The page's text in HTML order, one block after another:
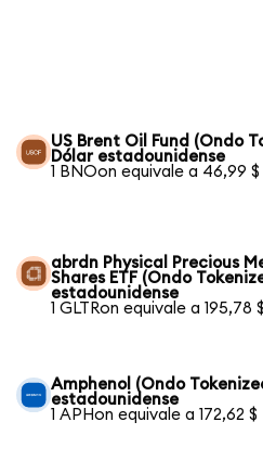
US Brent Oil Fund (Ondo
Dólar estadounidense
1 BNOon equivale a 46,99 $
abrdn Physical Precious
Shares ETF (Ondo
estadounidense
1 GLTRon equivale a 195,78 $
Amphenol (Ondo
estadounidense
1 APHon equivale a 172,62 $